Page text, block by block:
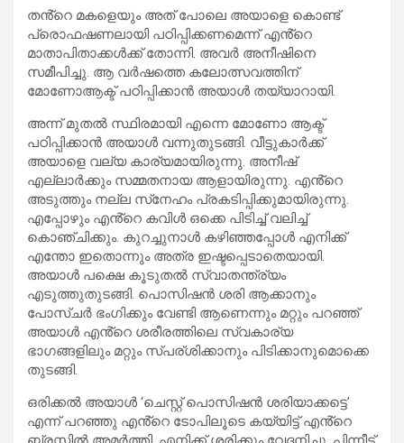
തൻ്റെ മകളെയും അത് പോലെ അയാളെ കൊണ്ട്
പ്രൊഫഷണലായി പഠിപ്പിക്കണമെന്ന് എൻ്റെ
മാതാപിതാക്കള്‍ക്ക് തോന്നി. അവര്‍ അനീഷിനെ
സമീപിച്ചു. ആ വര്‍ഷത്തെ കലോത്സവത്തിന്
മോണോആക്ട് പഠിപ്പിക്കാന്‍ അയാള്‍ തയ്യാറായി.
അന്ന് മുതല്‍ സ്ഥിരമായി എന്നെ മോണോ ആക്ട്
പഠിപ്പിക്കാന്‍ അയാള്‍ വന്നുതുടങ്ങി. വീട്ടുകാര്‍ക്ക്
അയാളെ വല്യ കാര്യമായിരുന്നു. അനീഷ്
എല്ലാര്‍ക്കും സമ്മതനായ ആളായിരുന്നു. എൻ്റെ
അടുത്തും നല്ല സ്‌നേഹം പ്രകടിപ്പിക്കുമായിരുന്നു.
എപ്പോഴും എൻ്റെ കവിള്‍ ഒക്കെ പിടിച്ച് വലിച്ച്
കൊഞ്ചിക്കും. കുറച്ചുനാള്‍ കഴിഞ്ഞപ്പോള്‍ എനിക്ക്
എന്തോ ഇതൊന്നും അത്ര ഇഷ്ടപ്പെടാതെയായി.
അയാള്‍ പക്ഷെ കൂടുതല്‍ സ്വാതന്ത്ര്യം
എടുത്തുതുടങ്ങി. പൊസിഷന്‍ ശരി ആക്കാനും
പോസ്ചര്‍ ഭംഗിക്കും വേണ്ടി ആണെന്നും മറ്റും പറഞ്ഞ്
അയാള്‍ എൻ്റെ ശരീരത്തിലെ സ്വകാര്യ
ഭാഗങ്ങളിലും മറ്റും സ്പര്ശിക്കാനും പിടിക്കാനുമൊക്കെ
തുടങ്ങി.
ഒരിക്കല്‍ അയാള്‍ ‘ചെസ്റ്റ് പൊസിഷന്‍ ശരിയാക്കട്ടെ’
എന്ന് പറഞ്ഞു എൻ്റെ ടോപിലൂടെ കയ്യിട്ട് എൻ്റെ